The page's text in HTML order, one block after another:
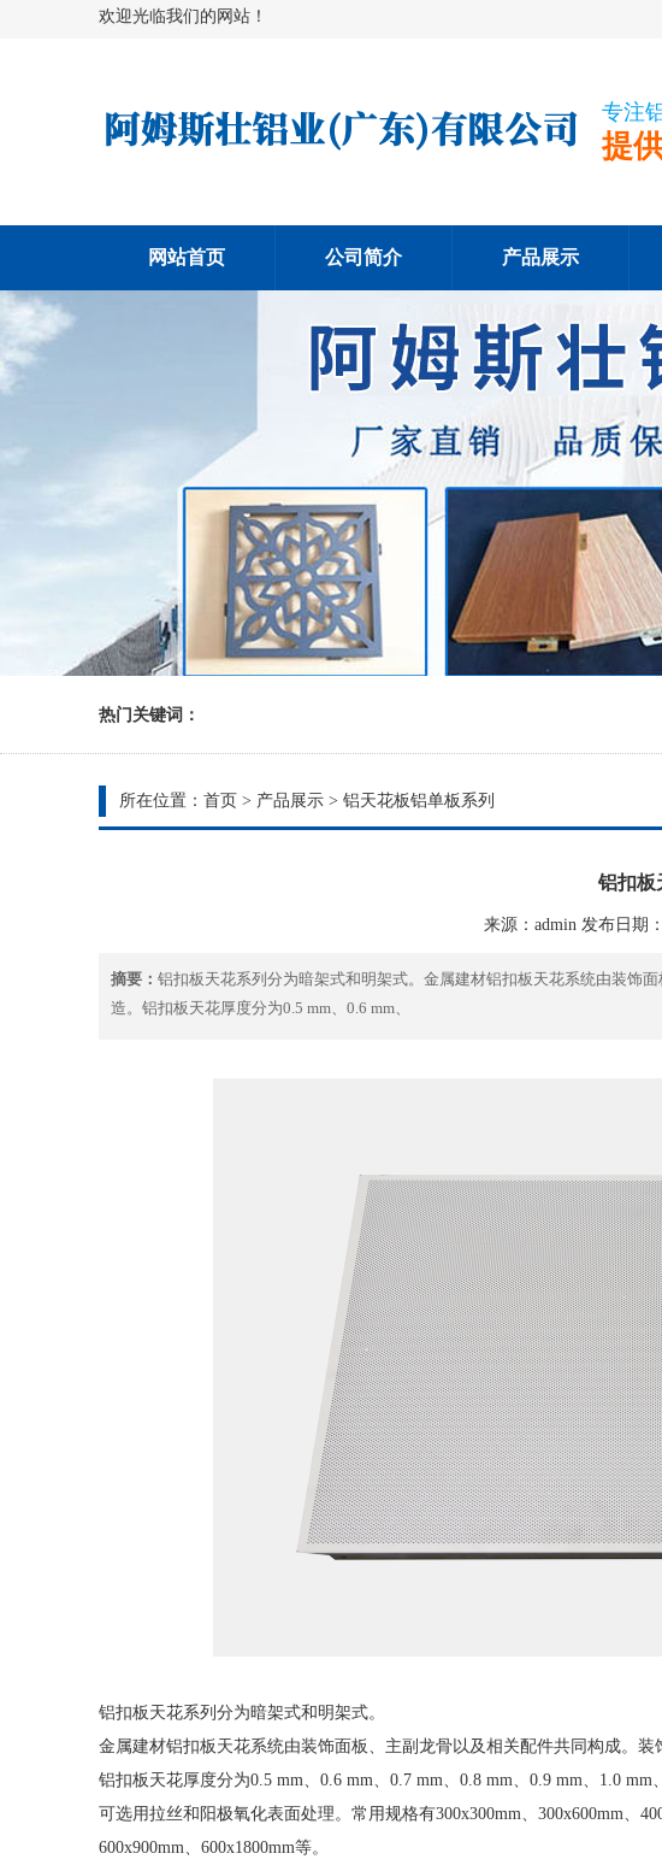
欢迎光临我们的网站！
专注
提
网站首页 公司简介 产品展示
热门关键词：
所在位置： 首页 > 产品展示 > 铝天花板铝单板系列
铝扣板
来源：admin 发布日期
摘要： 铝扣板天花系列分为暗架式和明架式。金属建材铝扣板天花系统由装饰
造。铝扣板天花厚度分为0.5 mm、0.6 mm、
铝扣板天花系列分为暗架式和明架式。
金属建材铝扣板天花系统由装饰面板、主副龙骨以及相关配件共同构成。装
铝扣板天花厚度分为0.5 mm、0.6 mm、0.7 mm、0.8 mm、0.9 mm、1.0
可选用拉丝和阳极氧化表面处理。常用规格有300x300mm、300x600mm、
600x900mm、600x1800mm等。